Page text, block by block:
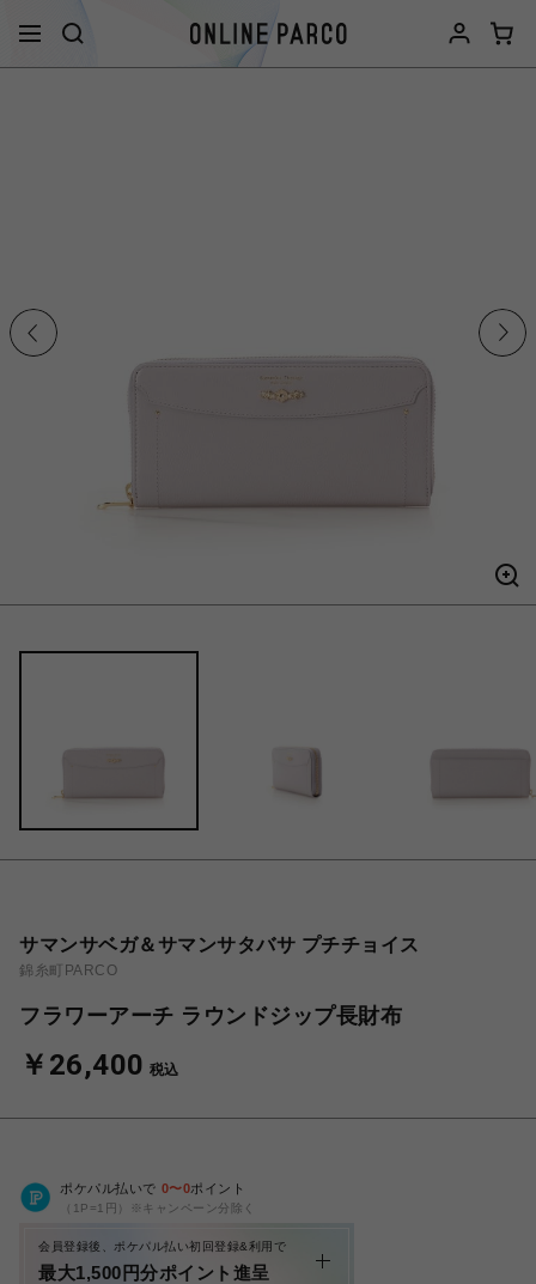
サマンサベガ＆サマンサタバサ プチチョイス
錦糸町PARCO
フラワーアーチ ラウンドジップ長財布
￥26,400 税込
ポケパル払いで 0〜0ポイント
（1P=1円）※キャンペーン分除く
会員登録後、ポケパル払い初回登録&利用で
最大1,500円分ポイント進呈